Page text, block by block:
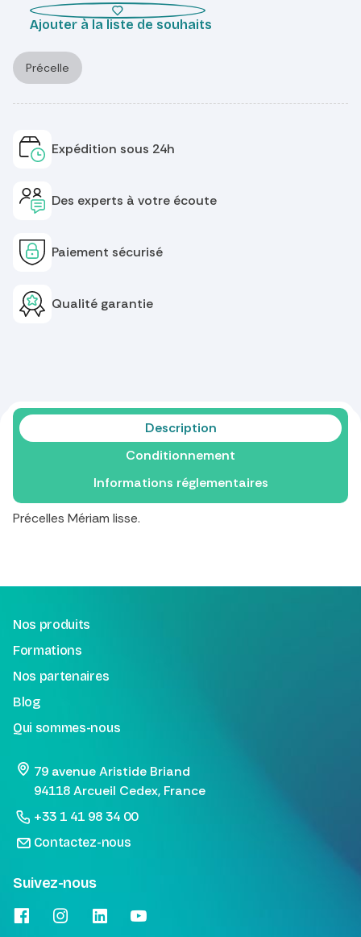
Ajouter à la liste de souhaits
Précelle
Expédition sous 24h
Des experts à votre écoute
Paiement sécurisé
Qualité garantie
Description
Conditionnement
Informations réglementaires
Précelles Mériam lisse.
Nos produits
Formations
Nos partenaires
Blog
Qui sommes-nous
79 avenue Aristide Briand
94118 Arcueil Cedex, France
+33 1 41 98 34 00
Contactez-nous
Suivez-nous